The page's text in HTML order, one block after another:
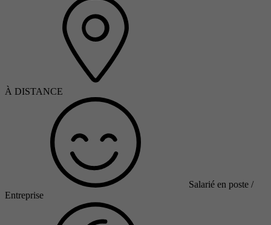
À DISTANCE
Salarié en poste /
Entreprise